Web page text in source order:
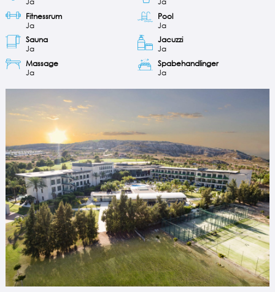
Fitnessrum
Ja
Pool
Ja
Sauna
Ja
Jacuzzi
Ja
Massage
Ja
Spabehandlinger
Ja